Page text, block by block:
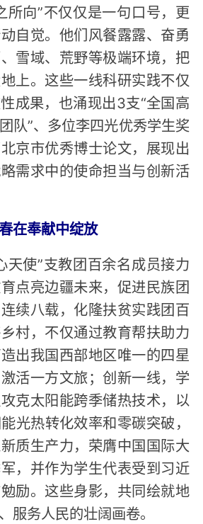
所向”不仅仅是一句口号，更
自觉。他们风餐露露、奋勇
雪域、荒野等极端环境，把
上。这些一线科研实践不仅
成果，也涌现出3支“全国高
队”、多位李四光优秀学生奖
京市优秀博士论文，展现出
需求中的使命担当与创新活
在奉献中绽放
天使”支教团百余名成员接力
点亮边疆未来，促进民族团
续八载，化隆扶贫实践团百
村，不仅通过教育帮扶助力
出我国西部地区唯一的四星
活一方文旅；创新一线，学
克太阳能跨季储热技术，以
光热转化效率和零碳突破，
质生产力，荣膺中国国际大
，并作为学生代表受到习近
励。这些身影，共同绘就地
服务人民的壮阔画卷。